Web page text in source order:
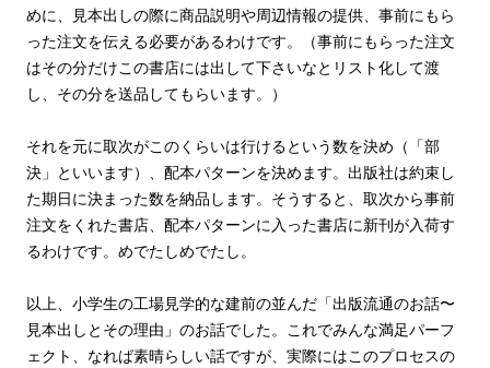
めに、見本出しの際に商品説明や周辺情報の提供、事前にもら
った注文を伝える必要があるわけです。（事前にもらった注文
はその分だけこの書店には出して下さいなとリスト化して渡
し、その分を送品してもらいます。）
それを元に取次がこのくらいは行けるという数を決め（「部
決」といいます）、配本パターンを決めます。出版社は約束し
た期日に決まった数を納品します。そうすると、取次から事前
注文をくれた書店、配本パターンに入った書店に新刊が入荷す
るわけです。めでたしめでたし。
以上、小学生の工場見学的な建前の並んだ「出版流通のお話〜
見本出しとその理由」のお話でした。これでみんな満足パーフ
ェクト、なれば素晴らしい話ですが、実際にはこのプロセスの